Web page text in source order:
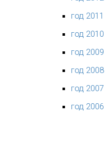
год 2011
год 2010
год 2009
год 2008
год 2007
год 2006